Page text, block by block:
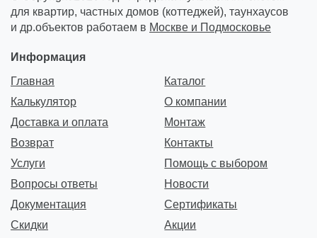
для квартир, частных домов (коттеджей), таунхаусов
и др.объектов работаем в Москве и Подмосковье
Информация
Главная
Каталог
Калькулятор
О компании
Доставка и оплата
Монтаж
Возврат
Контакты
Услуги
Помощь с выбором
Вопросы ответы
Новости
Документация
Сертификаты
Скидки
Акции